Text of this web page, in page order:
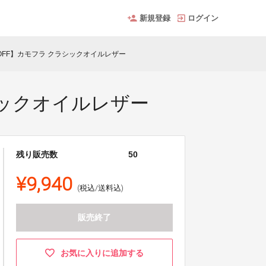
新規登録 ログイン
】カモフラ クラシックオイルレザー
クオイルレザー
残り販売数 50
¥9,940 (税込/送料込)
販売終了
お気に入りに追加する